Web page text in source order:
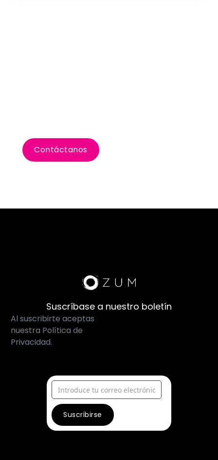
Contáctanos
Suscríbase a nuestro boletín
Al suscribirte aceptas
nuestra Política de
Privacidad.